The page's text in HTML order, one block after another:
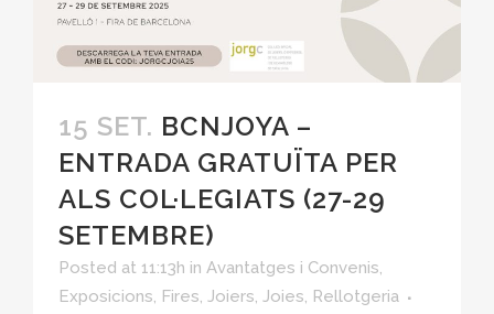
15 SET. BCNJOYA –
ENTRADA GRATUÏTA PER
ALS COL·LEGIATS (27-29
SETEMBRE)
Posted at 11:13h in Avantatges i Convenis,
Exposicions, Fires, Joiers, Joies, Rellotgeria